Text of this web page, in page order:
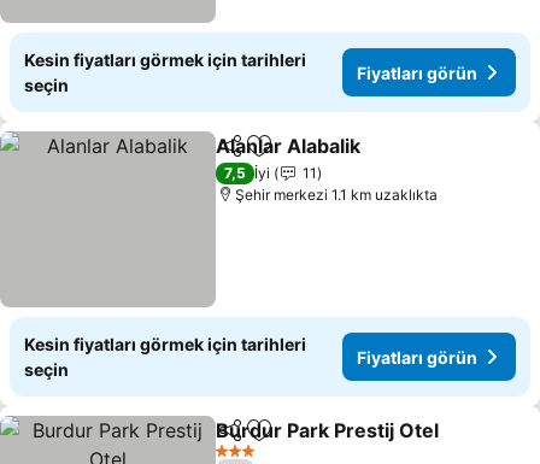
Kesin fiyatları görmek için tarihleri
seçin
Fiyatları görün
PaylaşFavorilerime ekle
Alanlar Alabalik
7,5 İyi
11
Şehir merkezi 1.1 km uzaklıkta
Kesin fiyatları görmek için tarihleri
seçin
Fiyatları görün
PaylaşFavorilerime ekle
Burdur Park Prestij Otel
3 Yıldız